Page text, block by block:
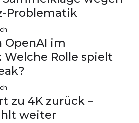
Problematik
OpenAI im
Welche Rolle spielt
zu 4K zurück –
weiter